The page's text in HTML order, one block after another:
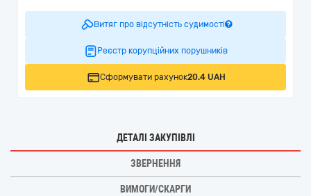
Витяг про відсутність судимості
Реєстр корупційних порушників
Сформувати рахунок20.4 UAH
ДЕТАЛІ ЗАКУПІВЛІ
ЗВЕРНЕННЯ
ВИМОГИ/СКАРГИ